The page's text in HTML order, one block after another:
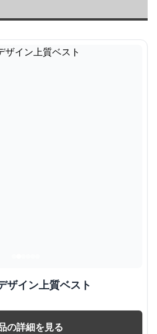
ザイン上質ベスト
の詳細を見る